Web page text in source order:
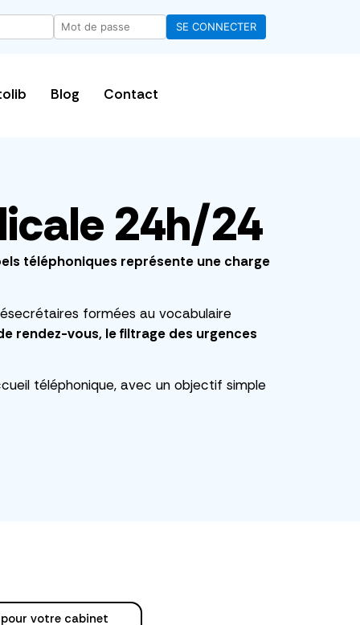
Blog Contact
24h/24
téléphoniques représente une charge
formées au vocabulaire
rendez-vous, le filtrage des urgences
téléphonique, avec un objectif simple
votre cabinet